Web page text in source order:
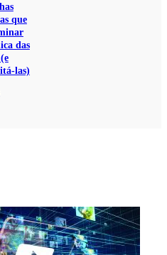
que
das
las)